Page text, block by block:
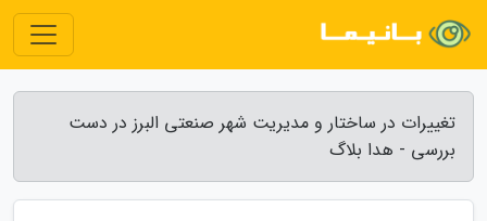
تغییرات در ساختار و مدیریت شهر صنعتی البرز در دست
بررسی - هدا بلاگ